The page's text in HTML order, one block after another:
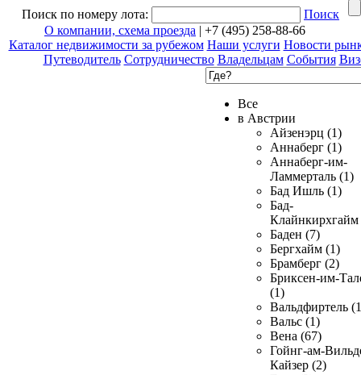
Поиск по номеру лота:
Поиск
О компании, схема проезда | +7 (495) 258-88-66
Каталог недвижимости за рубежом Наши услуги Новости
Путеводитель Сотрудничество Владельцам События
Все
в Австрии
Айзенэрц (1)
Аннаберг (1)
Аннаберг-им-
Ламмерталь (1)
Бад Ишль (1)
Бад-
Клайнкирхгайм
Баден (7)
Бергхайм (1)
Брамберг (2)
Бриксен-им-
(1)
Вальдфиртель
Вальс (1)
Вена (67)
Гойнг-ам-
Кайзер (2)